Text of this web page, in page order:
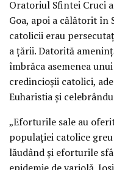
Oratoriul Sfintei Cruci
Goa, apoi a călătorit în
catolicii erau
a ţării. Datorită
îmbrăca asemenea
credincioşii catolici,
Euharistia şi
„Eforturile sale au
populaţiei catolice greu
lăudând şi eforturile